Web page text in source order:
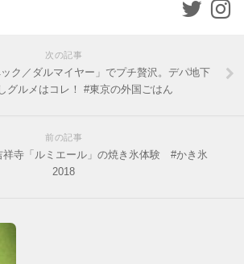
次の記事
ック／ダルマイヤー」でプチ贅沢。デパ地下
グルメはコレ！ #東京の外国ごはん
前の記事
祥寺「ルミエール」の焼き氷体験 #かき氷
2018